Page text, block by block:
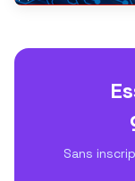
Sans